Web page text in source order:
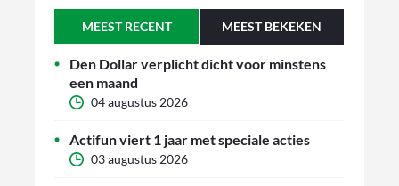
MEEST RECENT MEEST BEKEKEN
Den Dollar verplicht dicht voor minstens
een maand
04 augustus 2026
Actifun viert 1 jaar met speciale acties
03 augustus 2026